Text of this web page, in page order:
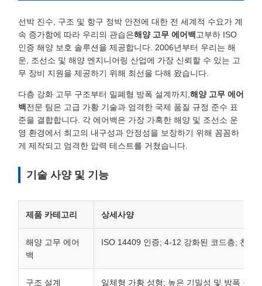
선박 진수, 구조 및 항구 정박 안전에 대한 전 세계적 수요가 계
속 증가함에 따라 우리의 관습은해양 고무 에어백 고부하 ISO
인증 해양 보호 솔루션을 제공합니다. 2006년부터 우리는 해
운, 조선소 및 해양 엔지니어링 산업에 가장 신뢰할 수 있는 고
무 장비 지원을 제공하기 위해 최선을 다해 왔습니다.
다층 강화 고무 구조부터 밀폐형 방폭 설계까지, 해양 고무 에어
백전문 팀은 고급 가황 기술과 엄격한 국제 품질 규정 준수 표
준을 결합합니다. 각 에어백은 가장 가혹한 해양 및 조선소 운
영 환경에서 최고의 내구성과 안정성을 보장하기 위해 꼼꼼하
게 제작되고 엄격한 압력 테스트를 거쳤습니다.
기술 사양 및 기능
제품 카테고리 상세사양
해양 고무 에어
백
ISO 14409 인증; 4-12 강화된 코드층; 천연
구조 설계 일체형 가황 성형; 높은 기밀성 및 방폭 구